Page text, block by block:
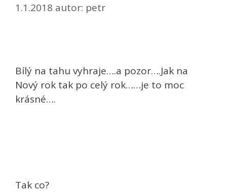
1.1.2018 autor: petr
Bílý na tahu vyhraje….a pozor….Jak na
Nový rok tak po celý rok……je to moc
krásné….
Tak co?